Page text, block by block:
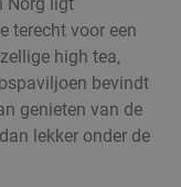
terecht voor een
high tea,
bevindt
genieten van de
lekker onder de